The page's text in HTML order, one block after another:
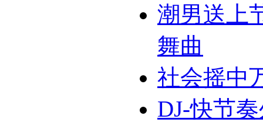
潮男送上
舞曲
社会摇中
DJ-快节